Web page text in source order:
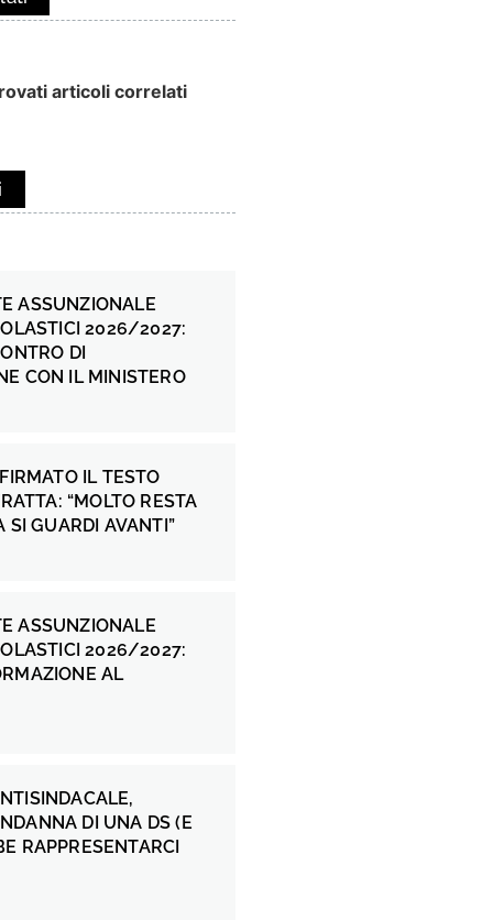
articoli correlati
ASSUNZIONALE
2026/2027:
DI
CON IL MINISTERO
IL TESTO
“MOLTO RESTA
SI GUARDI AVANTI”
ASSUNZIONALE
2026/2027:
AL
DI UNA DS (E
RAPPRESENTARCI